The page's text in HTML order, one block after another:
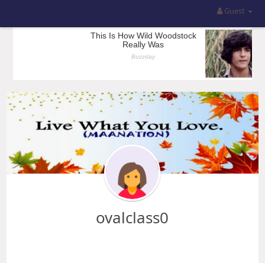
Guest
ovalclass0